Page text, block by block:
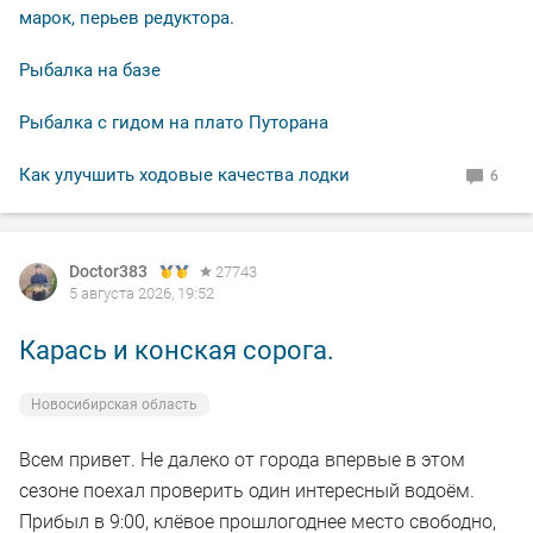
не было.
В общем свободное "окно" закрыл рыбалкой, чему и
рад.
По уровню воды всё путём, особых спадов и скачков
Рыбакам, НХНЧ и рыбацких дней!
марок, перьев редуктора.
Рыбалка на базе
Рыбалка с гидом на плато Путорана
Как улучшить ходовые качества лодки 6
Doctor383
27743
5 августа 2026, 19:52
Карась и конская сорога.
Новосибирская область
Всем привет. Не далеко от города впервые в этом
сезоне поехал проверить один интересный водоём.
Прибыл в 9:00, клёвое прошлогоднее место свободно,